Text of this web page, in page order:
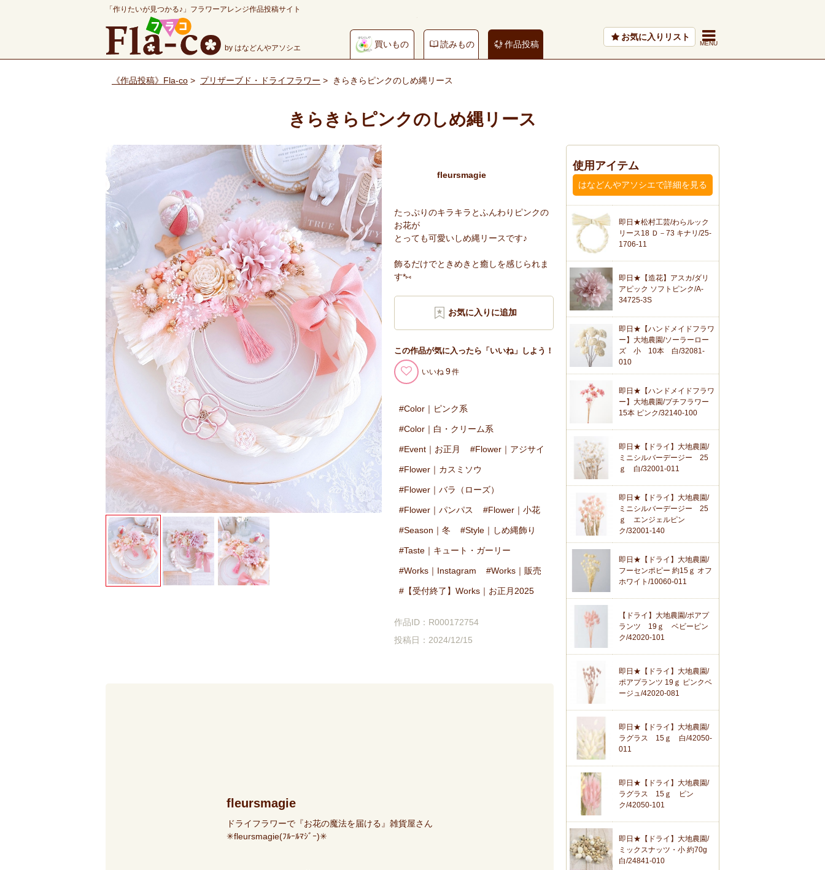
「作りたいが見つかる♪」フラワーアレンジ作品投稿サイト
by はなどんやアソシエ 買いもの 読みもの 作品投稿
お気に入りリスト
《作品投稿》Fla-co > プリザーブド・ドライフラワー > きらきらピンクのしめ縄リース
きらきらピンクのしめ縄リース
fleursmagie
たっぷりのキラキラとふんわりピンクの
お花が
とっても可愛いしめ縄リースです♪
飾るだけでときめきと癒しを感じられま
す*⑅
この作品が気に入ったら「いいね」しよう！
いいね 9
Color｜ピンク系
Color｜白・クリーム系
Event｜お正月 Flower｜アジサイ
Flower｜カスミソウ
Flower｜バラ（ローズ）
Flower｜パンパス Flower｜小花
Season｜冬 Style｜しめ縄飾り
Taste｜キュート・ガーリー
Works｜Instagram Works｜販売
【受付終了】Works｜お正月2025
作品ID：R000172754
投稿日：2024/12/15
fleursmagie
ドライフラワーで『お花の魔法を届ける』雑貨屋さん
✳︎fleursmagie(ﾌﾙｰﾙﾏｼﾞｰ)✳︎
使用アイテム
はなどんやアソシエで詳細を見る
即日★松村工芸/わらルック
リース18 Ｄ－73 キナリ/25-
1706-11
即日★【造花】アスカ/ダリ
アピック ソフトピンク/A-
34725-3S
即日★【ハンドメイドフラワ
ー】大地農園/ソーラーロー
ズ 小 10本 白/32081-
010
即日★【ハンドメイドフラワ
ー】大地農園/プチフラワー
15本 ピンク/32140-100
即日★【ドライ】大地農園/
ミニシルバーデージー 25
ｇ 白/32001-011
即日★【ドライ】大地農園/
ミニシルバーデージー 25
ｇ エンジェルピン
ク/32001-140
即日★【ドライ】大地農園/
フーセンポピー 約15ｇ オフ
ホワイト/10060-011
【ドライ】大地農園/ポアプ
ランツ 19ｇ ベビーピン
ク/42020-101
即日★【ドライ】大地農園/
ポアプランツ 19ｇ ピンクベ
ージュ/42020-081
即日★【ドライ】大地農園/
ラグラス 15ｇ 白/42050-
011
即日★【ドライ】大地農園/
ラグラス 15ｇ ピン
ク/42050-101
即日★【ドライ】大地農園/
ミックスナッツ・小 約70g
白/24841-010